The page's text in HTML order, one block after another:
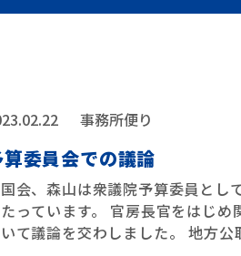
事務所便り
委員会での議論
会、森山は衆議院予算委員とし
っています。 官房長官をはじめ
て議論を交わしました。 地方公